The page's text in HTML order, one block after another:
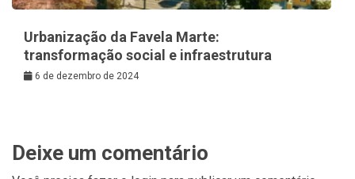
Urbanização da Favela Marte:
transformação social e infraestrutura
6 de dezembro de 2024
Deixe um comentário